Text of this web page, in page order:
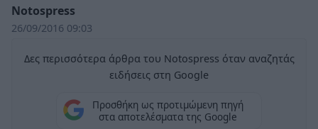
Notospress
26/09/2016 09:03
Δες περισσότερα άρθρα του Notospress όταν αναζητάς
ειδήσεις στη Google
Προσθήκη ως προτιμώμενη πηγή
στα αποτελέσματα της Google